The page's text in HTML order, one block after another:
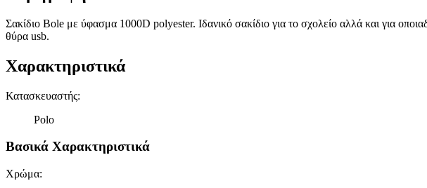
Σακίδιο Bole με ύφασμα 1000D polyester. Ιδανικό σακίδιο για το σχολείο αλλά και για
θύρα usb.
Χαρακτηριστικά
Κατασκευαστής:
Polo
Βασικά Χαρακτηριστικά
Χρώμα: